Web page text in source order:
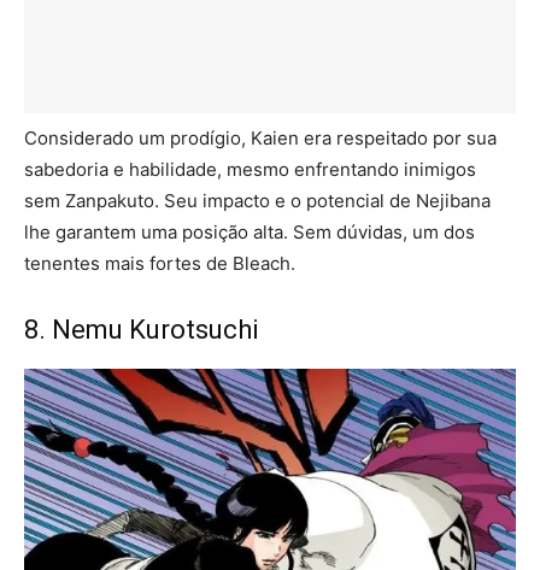
Considerado um prodígio, Kaien era respeitado por sua
sabedoria e habilidade, mesmo enfrentando inimigos
sem Zanpakuto. Seu impacto e o potencial de Nejibana
lhe garantem uma posição alta. Sem dúvidas, um dos
tenentes mais fortes de Bleach.
8. Nemu Kurotsuchi